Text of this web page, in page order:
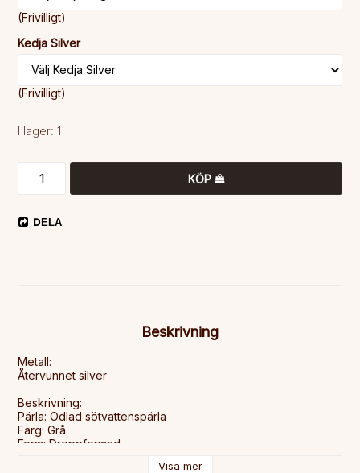
(Frivilligt)
Kedja Silver
(Frivilligt)
I lager: 1
KÖP
DELA
Beskrivning
Metall:
Återvunnet silver
Beskrivning:
Pärla: Odlad sötvattenspärla
Färg: Grå
Form: Droppformad
Visa mer